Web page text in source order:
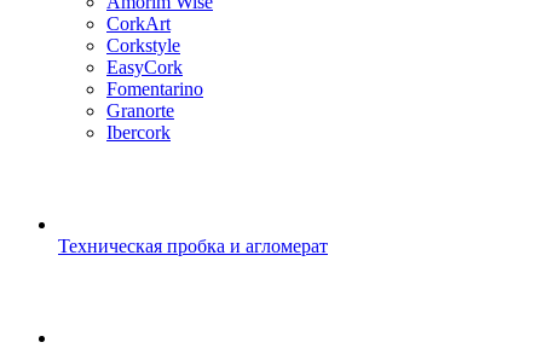
CorkArt
Corkstyle
EasyCork
Fomentarino
Granorte
Ibercork
Техническая пробка и агломерат